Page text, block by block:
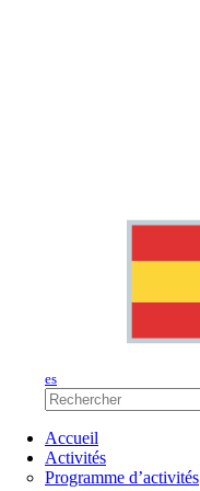
es
Accueil
Activités
Programme d’activités